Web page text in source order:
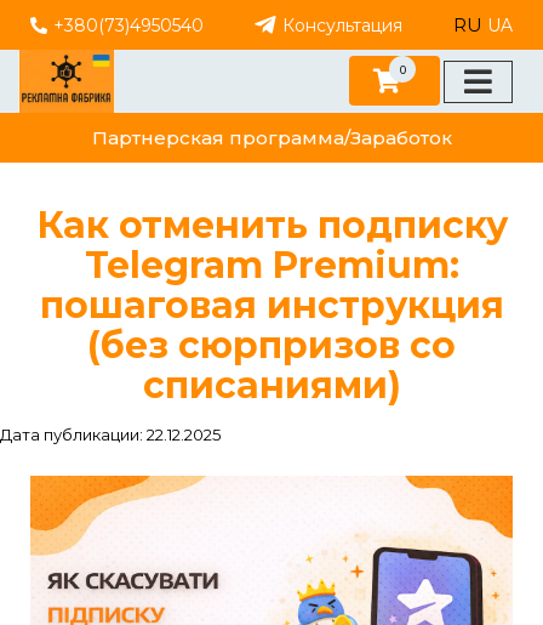
+380(73)4950540 Консультация RU UA
Партнерская программа/Заработок
0
Как отменить подписку
Telegram Premium:
пошаговая инструкция
(без сюрпризов со
списаниями)
Дата публикации: 22.12.2025